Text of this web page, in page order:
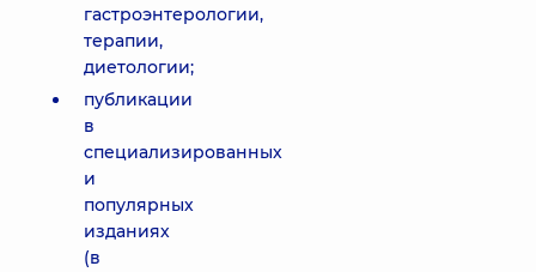
гастроэнтерологии,
терапии,
диетологии;
публикации
в
специализированных
и
популярных
изданиях
(в